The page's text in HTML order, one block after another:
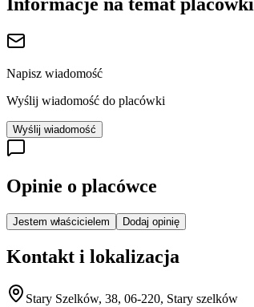
Napisz wiadomość
Wyślij wiadomość do placówki
Wyślij wiadomość
Opinie o placówce
Jestem właścicielem Dodaj opinię
Kontakt i lokalizacja
Stary Szelków, 38, 06-220, Stary szelków